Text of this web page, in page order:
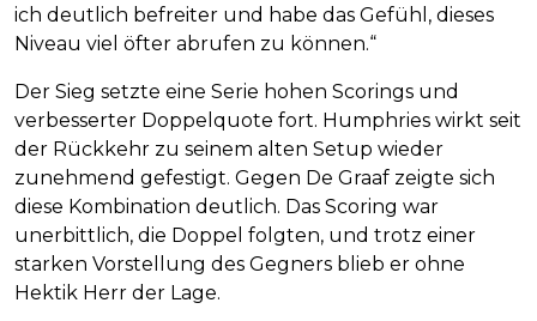
ich deutlich befreiter und habe das Gefühl, dieses
Niveau viel öfter abrufen zu können.“
Der Sieg setzte eine Serie hohen Scorings und
verbesserter Doppelquote fort. Humphries wirkt seit
der Rückkehr zu seinem alten Setup wieder
zunehmend gefestigt. Gegen De Graaf zeigte sich
diese Kombination deutlich. Das Scoring war
unerbittlich, die Doppel folgten, und trotz einer
starken Vorstellung des Gegners blieb er ohne
Hektik Herr der Lage.